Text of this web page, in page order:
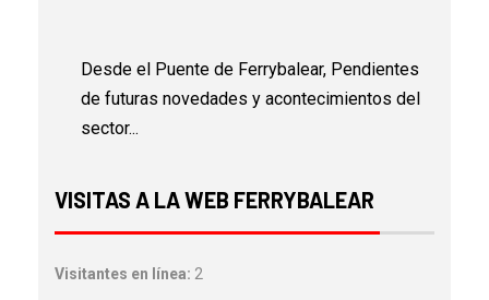
Desde el Puente de Ferrybalear, Pendientes
de futuras novedades y acontecimientos del
sector...
VISITAS A LA WEB FERRYBALEAR
Visitantes en línea: 2